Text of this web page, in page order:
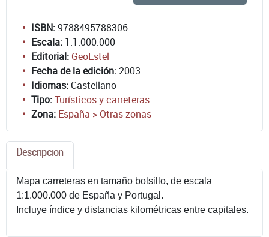
ISBN:9788495788306
Escala: 1:1.000.000
Editorial: GeoEstel
Fecha de la edición:2003
Idiomas: Castellano
Tipo:Turísticos y carreteras
Zona: España > Otras zonas
Descripcion
Mapa carreteras en tamaño bolsillo, de escala
1:1.000.000 de España y Portugal.
Incluye índice y distancias kilométricas entre capitales.